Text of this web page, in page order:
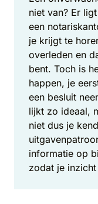
niet van? Er
een
je krijgt te
overleden en
bent. Toch is
happen, je
een besluit
lijkt zo ideaal,
niet dus je
informatie op
zodat je